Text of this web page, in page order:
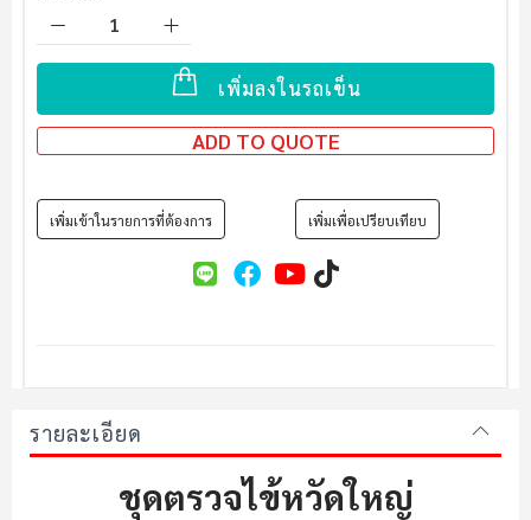
เพิ่มลงในรถเข็น
ADD TO QUOTE
เพิ่มเข้าในรายการที่ต้องการ เพิ่มเพื่อเปรียบเทียบ
รายละเอียด
ชุดตรวจไข้หวัดใหญ่